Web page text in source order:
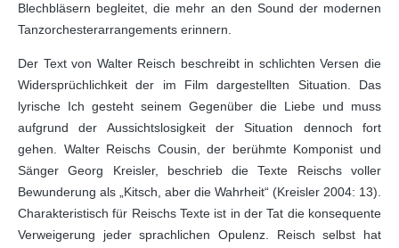
Blechbläsern begleitet, die mehr an den Sound der modernen
Tanzorchesterarrangements erinnern.
Der Text von Walter Reisch beschreibt in schlichten Versen die
Widersprüchlichkeit der im Film dargestellten Situation. Das
lyrische Ich gesteht seinem Gegenüber die Liebe und muss
aufgrund der Aussichtslosigkeit der Situation dennoch fort
gehen. Walter Reischs Cousin, der berühmte Komponist und
Sänger Georg Kreisler, beschrieb die Texte Reischs voller
Bewunderung als „Kitsch, aber die Wahrheit“ (Kreisler 2004: 13).
Charakteristisch für Reischs Texte ist in der Tat die konsequente
Verweigerung jeder sprachlichen Opulenz. Reisch selbst hat